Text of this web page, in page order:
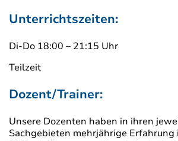
Unterrichtszeiten:
Di-Do 18:00 – 21:15 Uhr
Teilzeit
Dozent/Trainer:
Unsere Dozenten haben in ihren
Sachgebieten mehrjährige Erfahrung